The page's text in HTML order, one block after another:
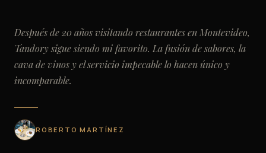
Después de 20 años visitando restaurantes en Montevideo,
Tandory sigue siendo mi favorito. La fusión de sabores, la
cava de vinos y el servicio impecable lo hacen único y
incomparable.
ROBERTO MARTÍNEZ